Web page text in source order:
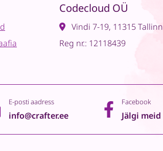
Codecloud OÜ
Vindi 7-19, 11315 Tallinn
Reg nr.: 12118439
E-posti aadress
info@crafter.ee
Facebook
Jälgi meid